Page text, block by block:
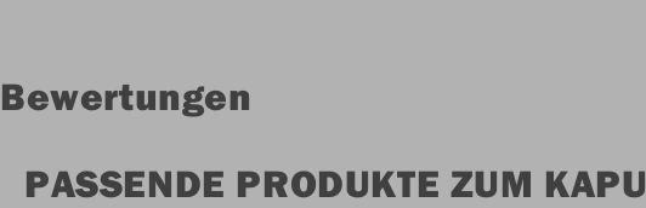
Bewertungen
PASSENDE PRODUKTE ZUM